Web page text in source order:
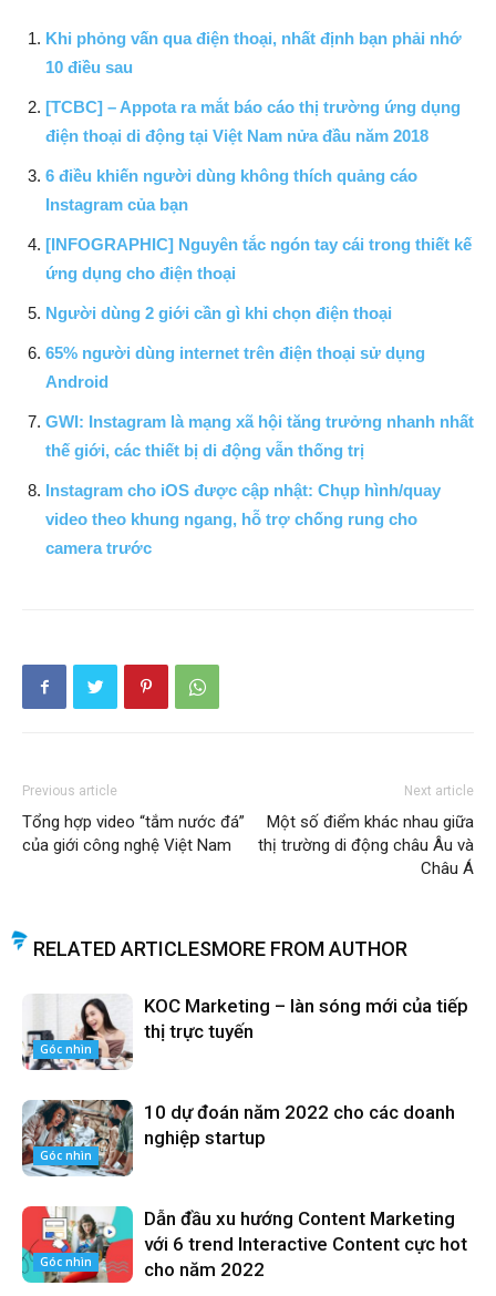
Khi phỏng vấn qua điện thoại, nhất định bạn phải nhớ
10 điều sau
[TCBC] – Appota ra mắt báo cáo thị trường ứng dụng
điện thoại di động tại Việt Nam nửa đầu năm 2018
6 điều khiến người dùng không thích quảng cáo
Instagram của bạn
[INFOGRAPHIC] Nguyên tắc ngón tay cái trong thiết kế
ứng dụng cho điện thoại
Người dùng 2 giới cần gì khi chọn điện thoại
65% người dùng internet trên điện thoại sử dụng
Android
GWI: Instagram là mạng xã hội tăng trưởng nhanh nhất
thế giới, các thiết bị di động vẫn thống trị
Instagram cho iOS được cập nhật: Chụp hình/quay
video theo khung ngang, hỗ trợ chống rung cho
camera trước
Previous article
Tổng hợp video “tắm nước đá”
của giới công nghệ Việt Nam
Next article
Một số điểm khác nhau giữa
thị trường di động châu Âu và
Châu Á
RELATED ARTICLESMORE FROM AUTHOR
Góc nhìn
KOC Marketing – làn sóng mới của tiếp
thị trực tuyến
Góc nhìn
10 dự đoán năm 2022 cho các doanh
nghiệp startup
Góc nhìn
Dẫn đầu xu hướng Content Marketing
với 6 trend Interactive Content cực hot
cho năm 2022